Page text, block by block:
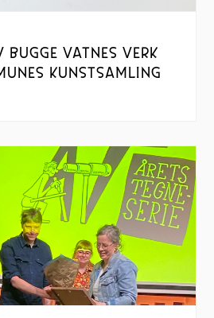
VATNES VERK
KUNSTSAMLING